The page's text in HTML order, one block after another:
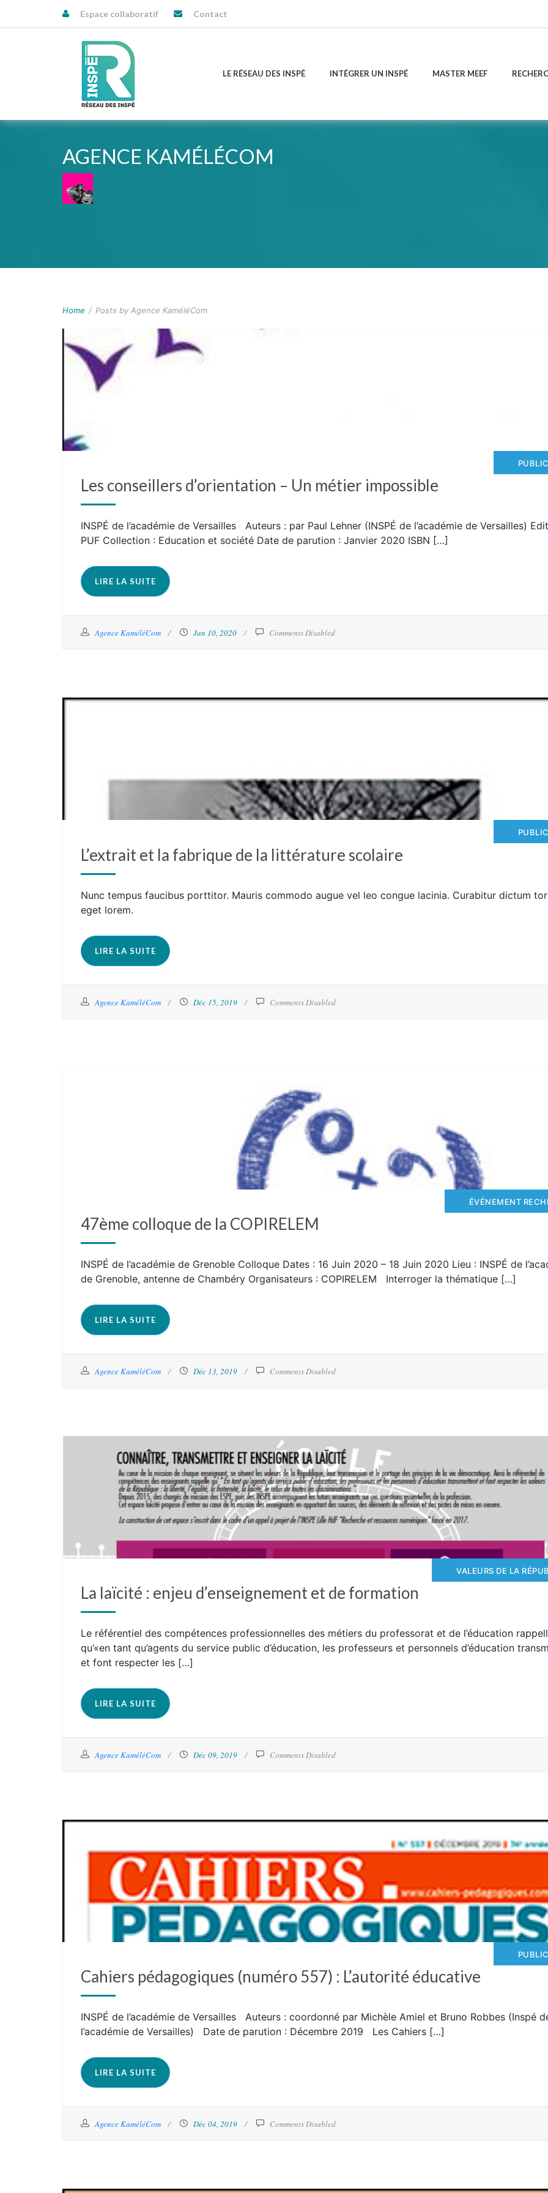
Espace collaboratif Contact
LE RÉSEAU DES INSPÉ INTÉGRER UN INSPÉ MASTER MEEF
AGENCE KAMÉLÉCOM
Home / Posts by Agence KaméléCom
Les conseillers d’orientation – Un métier impossible
INSPÉ de l’académie de Versailles Auteurs : par Paul Lehner (INSPÉ de l’académie de Versailles)
PUF Collection : Education et société Date de parution : Janvier 2020 ISBN […]
LIRE LA SUITE
Agence KaméléCom Jan 10, 2020 Comments Disabled
L’extrait et la fabrique de la littérature scolaire
Nunc tempus faucibus porttitor. Mauris commodo augue vel leo congue lacinia. Curabitur dictum
eget lorem.
LIRE LA SUITE
Agence KaméléCom Déc 15, 2019 Comments Disabled
ÉVÉNEMENT
47ème colloque de la COPIRELEM
INSPÉ de l’académie de Grenoble Colloque Dates : 16 Juin 2020 – 18 Juin 2020 Lieu : INSPÉ de
de Grenoble, antenne de Chambéry Organisateurs : COPIRELEM Interroger la thématique […]
LIRE LA SUITE
Agence KaméléCom Déc 13, 2019 Comments Disabled
VALEURS DE LA
La laïcité : enjeu d’enseignement et de formation
Le référentiel des compétences professionnelles des métiers du professorat et de l’éducation
qu’«en tant qu’agents du service public d’éducation, les professeurs et personnels d’éducation
et font respecter les […]
LIRE LA SUITE
Agence KaméléCom Déc 09, 2019 Comments Disabled
Cahiers pédagogiques (numéro 557) : L’autorité éducative
INSPÉ de l’académie de Versailles Auteurs : coordonné par Michèle Amiel et Bruno Robbes (Inspé
l’académie de Versailles) Date de parution : Décembre 2019 Les Cahiers […]
LIRE LA SUITE
Agence KaméléCom Déc 04, 2019 Comments Disabled